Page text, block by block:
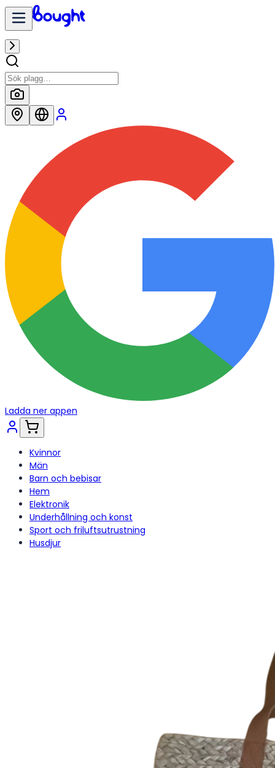
Ladda ner appen
Kvinnor
Män
Barn och bebisar
Hem
Elektronik
Underhållning och konst
Sport och friluftsutrustning
Husdjur